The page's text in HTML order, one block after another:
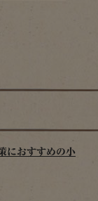
におすすめの小